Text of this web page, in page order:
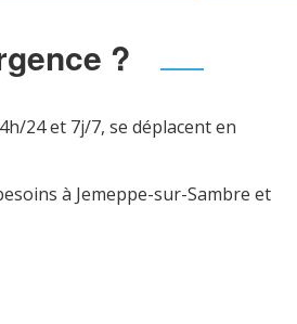
?
24 et 7j/7, se déplacent en
à Jemeppe-sur-Sambre et